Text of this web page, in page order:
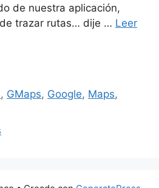
de nuestra aplicación,
trazar rutas… dije … Leer
, GMaps, Google, Maps,